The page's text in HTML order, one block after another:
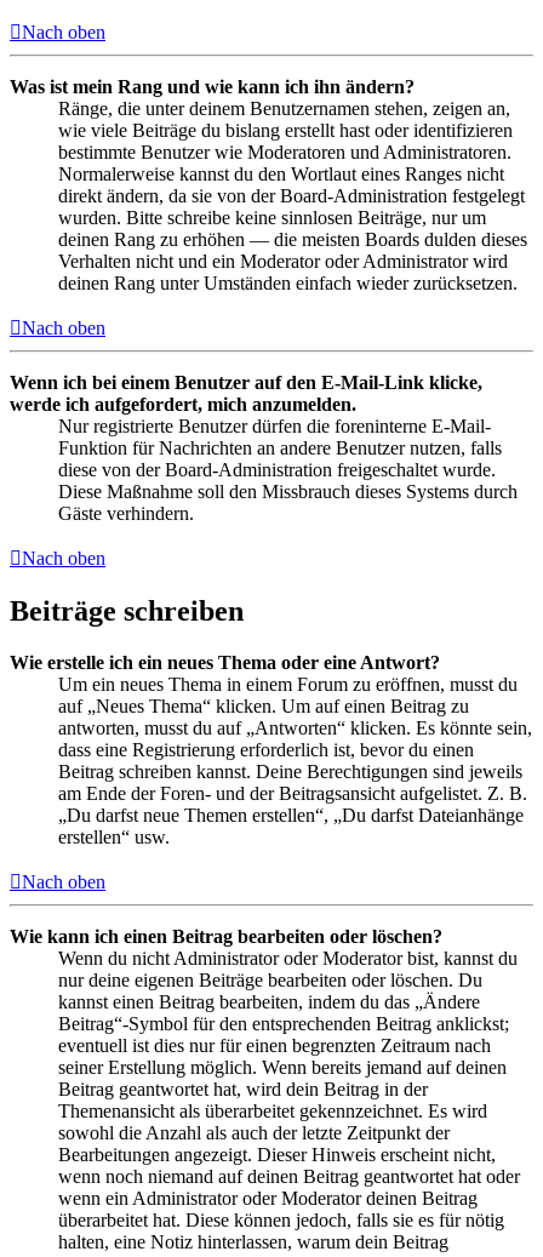
Nach oben
Was ist mein Rang und wie kann ich ihn ändern?
Ränge, die unter deinem Benutzernamen stehen, zeigen an,
wie viele Beiträge du bislang erstellt hast oder identifizieren
bestimmte Benutzer wie Moderatoren und Administratoren.
Normalerweise kannst du den Wortlaut eines Ranges nicht
direkt ändern, da sie von der Board-Administration festgelegt
wurden. Bitte schreibe keine sinnlosen Beiträge, nur um
deinen Rang zu erhöhen — die meisten Boards dulden dieses
Verhalten nicht und ein Moderator oder Administrator wird
deinen Rang unter Umständen einfach wieder zurücksetzen.
Nach oben
Wenn ich bei einem Benutzer auf den E-Mail-Link klicke,
werde ich aufgefordert, mich anzumelden.
Nur registrierte Benutzer dürfen die foreninterne E-Mail-
Funktion für Nachrichten an andere Benutzer nutzen, falls
diese von der Board-Administration freigeschaltet wurde.
Diese Maßnahme soll den Missbrauch dieses Systems durch
Gäste verhindern.
Nach oben
Beiträge schreiben
Wie erstelle ich ein neues Thema oder eine Antwort?
Um ein neues Thema in einem Forum zu eröffnen, musst du
auf „Neues Thema“ klicken. Um auf einen Beitrag zu
antworten, musst du auf „Antworten“ klicken. Es könnte sein,
dass eine Registrierung erforderlich ist, bevor du einen
Beitrag schreiben kannst. Deine Berechtigungen sind jeweils
am Ende der Foren- und der Beitragsansicht aufgelistet. Z. B.
„Du darfst neue Themen erstellen“, „Du darfst Dateianhänge
erstellen“ usw.
Nach oben
Wie kann ich einen Beitrag bearbeiten oder löschen?
Wenn du nicht Administrator oder Moderator bist, kannst du
nur deine eigenen Beiträge bearbeiten oder löschen. Du
kannst einen Beitrag bearbeiten, indem du das „Ändere
Beitrag“-Symbol für den entsprechenden Beitrag anklickst;
eventuell ist dies nur für einen begrenzten Zeitraum nach
seiner Erstellung möglich. Wenn bereits jemand auf deinen
Beitrag geantwortet hat, wird dein Beitrag in der
Themenansicht als überarbeitet gekennzeichnet. Es wird
sowohl die Anzahl als auch der letzte Zeitpunkt der
Bearbeitungen angezeigt. Dieser Hinweis erscheint nicht,
wenn noch niemand auf deinen Beitrag geantwortet hat oder
wenn ein Administrator oder Moderator deinen Beitrag
überarbeitet hat. Diese können jedoch, falls sie es für nötig
halten, eine Notiz hinterlassen, warum dein Beitrag